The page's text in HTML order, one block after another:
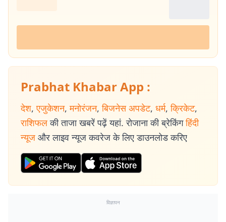
Prabhat Khabar App :
देश, एजुकेशन, मनोरंजन, बिजनेस अपडेट, धर्म, क्रिकेट,
राशिफल की ताजा खबरें पढ़ें यहां. रोजाना की ब्रेकिंग हिंदी
न्यूज और लाइव न्यूज कवरेज के लिए डाउनलोड करिए
विज्ञापन